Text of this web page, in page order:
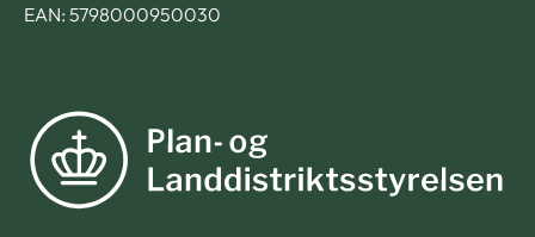
EAN: 5798000950030